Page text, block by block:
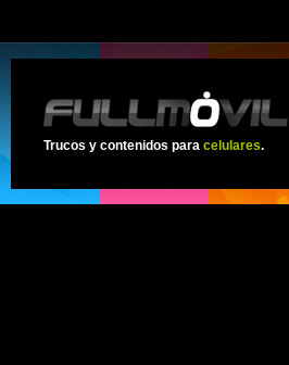
Trucos y contenidos para celulares.